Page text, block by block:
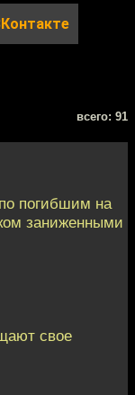
всего: 91
погибшим на
заниженными
свое